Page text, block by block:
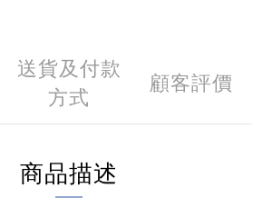
送貨及付款
方式
顧客評價
商品描述